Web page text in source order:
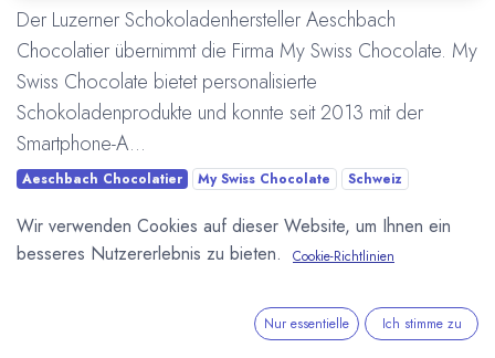
Der Luzerner Schokoladenhersteller Aeschbach
Chocolatier übernimmt die Firma My Swiss Chocolate. My
Swiss Chocolate bietet personalisierte
Schokoladenprodukte und konnte seit 2013 mit der
Smartphone-A...
Aeschbach Chocolatier My Swiss Chocolate
Schweiz
Mehr lesen
Wir verwenden Cookies auf dieser Website, um Ihnen ein
besseres Nutzererlebnis zu bieten.
Cookie-Richtlinien
Nur essentielle Ich stimme zu